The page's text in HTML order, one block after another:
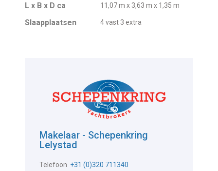
L x B x D ca 11,07 m x 3,63 m x 1,35 m
Slaapplaatsen 4 vast 3 extra
Makelaar - Schepenkring
Lelystad
Telefoon +31 (0)320 711340